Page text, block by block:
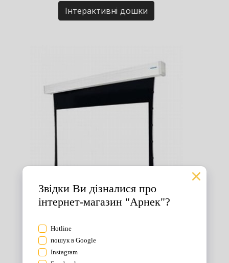
Інтерактивні дошки